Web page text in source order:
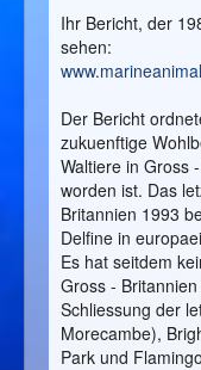
Ihr Bericht, der
sehen:
Der Bericht
zukuenftige
Waltiere in Gross
worden ist. Das
Britannien 1993
Delfine in
Es hat seitdem
Gross -
Schliessung der
Morecambe),
Park und